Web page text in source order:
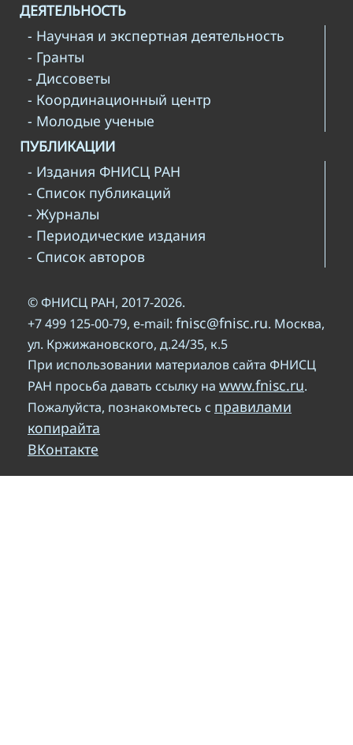
ДЕЯТЕЛЬНОСТЬ
- Научная и экспертная деятельность
- Гранты
- Диссоветы
- Координационный центр
- Молодые ученые
ПУБЛИКАЦИИ
- Издания ФНИСЦ РАН
- Список публикаций
- Журналы
- Периодические издания
- Список авторов
© ФНИСЦ РАН, 2017-2026.
+7 499 125-00-79, e-mail: fnisc@fnisc.ru. Москва,
ул. Кржижановского, д.24/35, к.5
При использовании материалов сайта ФНИСЦ
РАН просьба давать ссылку на www.fnisc.ru.
Пожалуйста, познакомьтесь с правилами
копирайта
ВКонтакте